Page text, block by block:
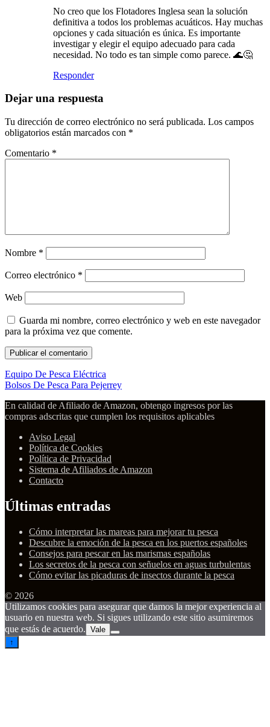
No creo que los Flotadores Inglesa sean la solución
definitiva a todos los problemas acuáticos. Hay muchas
opciones y cada situación es única. Es importante
investigar y elegir el equipo adecuado para cada
necesidad. No todo es tan simple como parece. 🌊🤔
Responder
Dejar una respuesta
Tu dirección de correo electrónico no será publicada. Los campos
obligatorios están marcados con *
Comentario *
Nombre *
Correo electrónico *
Web
Guarda mi nombre, correo electrónico y web en este navegador
para la próxima vez que comente.
Equipo De Pesca Eléctrica
Bolsos De Pesca Para Pejerrey
En calidad de Afiliado de Amazon, obtengo ingresos por las
compras adscritas que cumplen los requisitos aplicables
Aviso Legal
Política de Cookies
Política de Privacidad
Sistema de Afiliados de Amazon
Contacto
Últimas entradas
Cómo interpretar las mareas para mejorar tu pesca
Descubre la emoción de la pesca en los puertos españoles
Consejos para pescar en las marismas españolas
Los secretos de la pesca con señuelos en aguas turbulentas
Cómo evitar las picaduras de insectos durante la pesca
© 2026
Utilizamos cookies para asegurar que damos la mejor experiencia al
usuario en nuestra web. Si sigues utilizando este sitio asumiremos
que estás de acuerdo. Vale
↑